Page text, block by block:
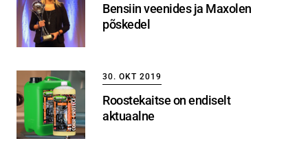
Bensiin veenides ja Maxolen
põskedel
30. OKT 2019
Roostekaitse on endiselt
aktuaalne